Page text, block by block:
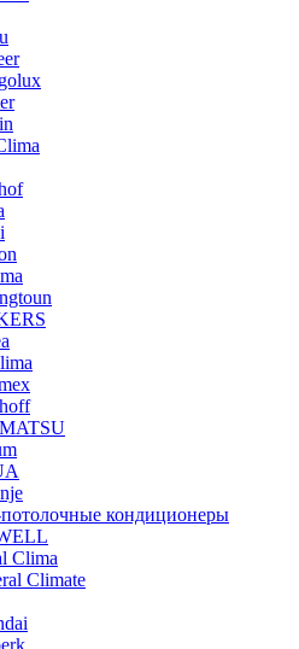
кондиционеры
Clima
Climate